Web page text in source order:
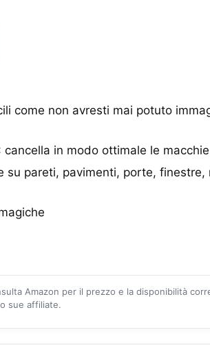
come non avresti mai potuto
cancella in modo ottimale le
su pareti, pavimenti, porte,
Amazon per il prezzo e la disponibilità
sue affiliate.